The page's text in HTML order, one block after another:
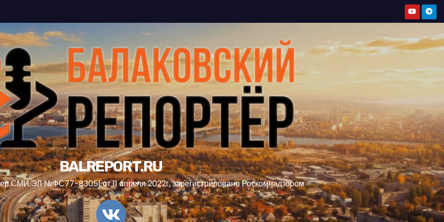
BALREPORT.RU
СМИ ЭЛ №ФС77-83051 от 11 апреля 2022г, зарегистрировано Роскомнадзором